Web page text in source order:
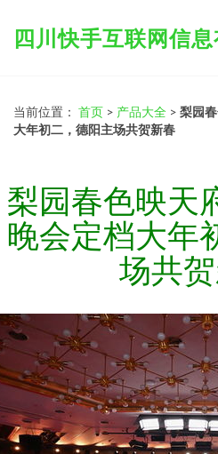
四川快手互联网信
当前位置： 首页 > 产品大全 > 梨园
大年初二，德阳主场共贺新春
梨园春色映天
晚会定档大年
场共